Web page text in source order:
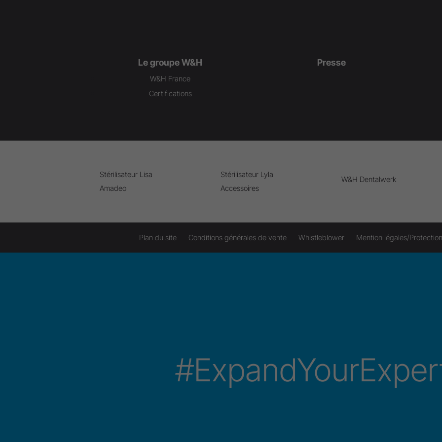
Le groupe W&H
W&H France
Certifications
Presse
Stérilisateur Lisa
Amadeo
Stérilisateur Lyla
Accessoires
W&H Dentalwerk
Plan du site Conditions générales de vente Whistleblower Mention légales/